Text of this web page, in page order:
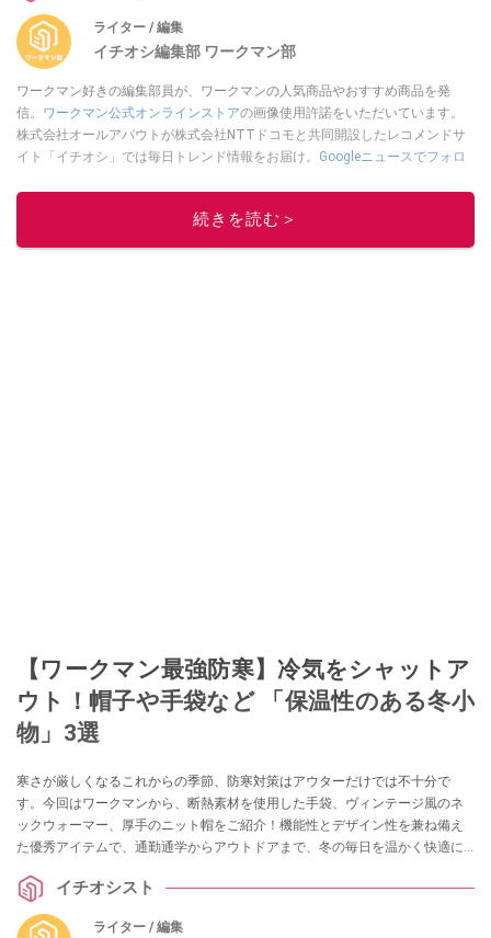
ライター / 編集
イチオシ編集部 ワークマン部
ワークマン好きの編集部員が、ワークマンの人気商品やおすすめ商品を発
信。 ワークマン公式オンラインストアの画像使用許諾をいただいています。
株式会社オールアバウトが株式会社NTTドコモと共同開設したレコメンドサ
イト「イチオシ」では毎日トレンド情報をお届け。 Googleニュースでフォロ
このイチオシストの他の記事を読む
続きを読む＞
【ワークマン最強防寒】冷気をシャットア
ウト！帽子や手袋など 「保温性のある冬小
物」3選
寒さが厳しくなるこれからの季節、防寒対策はアウターだけでは不十分で
す。今回はワークマンから、断熱素材を使用した手袋、ヴィンテージ風のネ
ックウォーマー、厚手のニット帽をご紹介！機能性とデザイン性を兼ね備え
た優秀アイテムで、通勤通学からアウトドアまで、冬の毎日を温かく快適に
イチオシスト
ライター / 編集